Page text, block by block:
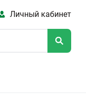
Личный кабинет